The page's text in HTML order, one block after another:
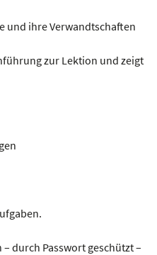
und ihre Verwandtschaften
zur Lektion und zeigt
– durch Passwort geschützt –